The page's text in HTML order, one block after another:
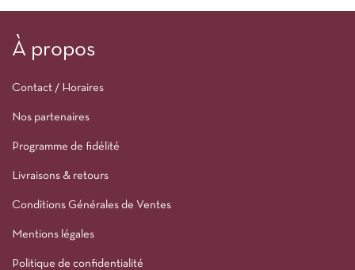
À propos
Contact / Horaires
Nos partenaires
Programme de fidélité
Livraisons & retours
Conditions Générales de Ventes
Mentions légales
Politique de confidentialité